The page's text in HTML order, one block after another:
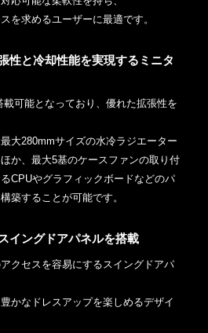
を求めるユーザーに最適です。
性と冷却性能を実現するミニタ
可能となっており、優れた拡張性を
大280mmサイズの水冷ラジエーター
か、最大5基のケースファンの取り付
CPUやグラフィックボードなどのパ
築することが可能です。
イングドアパネルを搭載
クセスを容易にするスイングドアパ
かなドレスアップを楽しめるデザイ